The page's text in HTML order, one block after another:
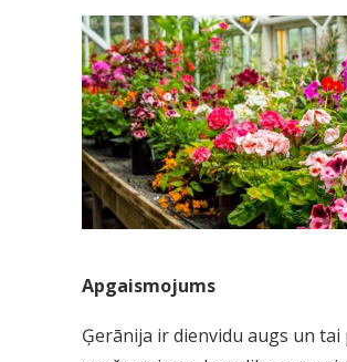
Apgaismojums
Ģerānija ir dienvidu augs un tai